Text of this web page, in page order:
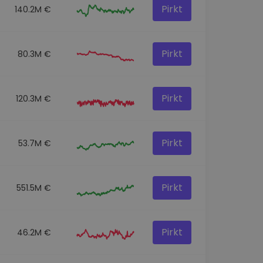
140.2M € Pirkt
80.3M € Pirkt
120.3M € Pirkt
53.7M € Pirkt
551.5M € Pirkt
46.2M € Pirkt